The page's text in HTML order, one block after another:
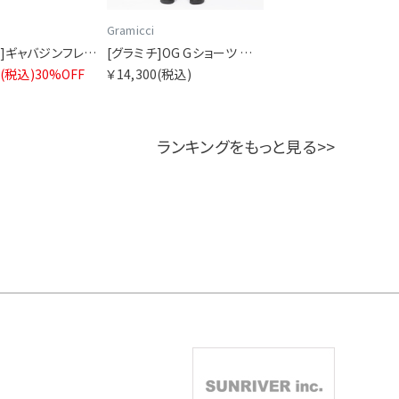
[グラミチ]ギャバジンフレアパンツ
(税込)30%OFF
Gramicci
[グラミチ]OG Gショーツ シアサッカー プレイド
￥14,300(税込)
ランキングをもっと見る>>